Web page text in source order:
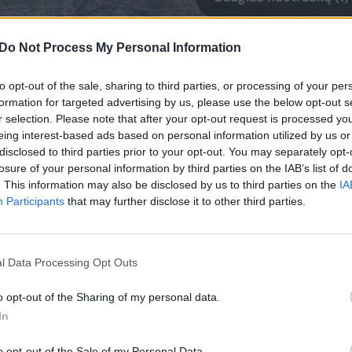
Do Not Process My Personal Information
opt-out of the sale, sharing to third parties, or processing of your
for targeted advertising by us, please use the below opt-out
selection. Please note that after your opt-out request is processed
interest-based ads based on personal information utilized by us
to third parties prior to your opt-out. You may separately
of your personal information by third parties on the IAB’s list of
This information may also be disclosed by us to third parties on the
Participants that may further disclose it to other third parties.
Data Processing Opt Outs
opt-out of the Sharing of my personal data.
geriatrinė priežiūra RZSS Hailando laukinės
gamtos apsaugos labdaros
įvertinę jos gyvenimo kokybę ir gerovę.
zoologijos sode Vokietijoje 1996 m. gruodį,
Olborgo zoologijos sode Danijoje – patelę,
į Hailando laukinės gamtos parką ir
Brodį 2021-aisiais.
kaip ji užaugino du didelius, sveikus
organizacijos komandoms ir šimtams
ir sužinoti daugiau apie grėsmes, su